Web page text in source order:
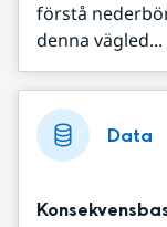
förstå
denna vägled...
Data